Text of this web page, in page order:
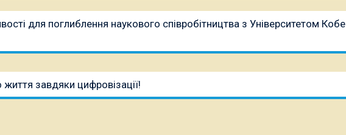
для поглиблення наукового співробітництва з Університетом Кобе
завдяки цифровізації!